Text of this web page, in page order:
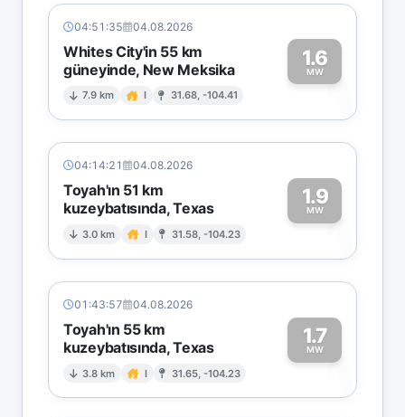
04:51:35 04.08.2026
Whites City'in 55 km
güneyinde, New Meksika
7.9 km I 31.68, -104.41
1.6
MW1
04:14:21 04.08.2026
Toyah'ın 51 km
kuzeybatısında, Texas
3.0 km I 31.58, -104.23
1.9
MW1
01:43:57 04.08.2026
Toyah'ın 55 km
kuzeybatısında, Texas
3.8 km I 31.65, -104.23
1.7
MW1